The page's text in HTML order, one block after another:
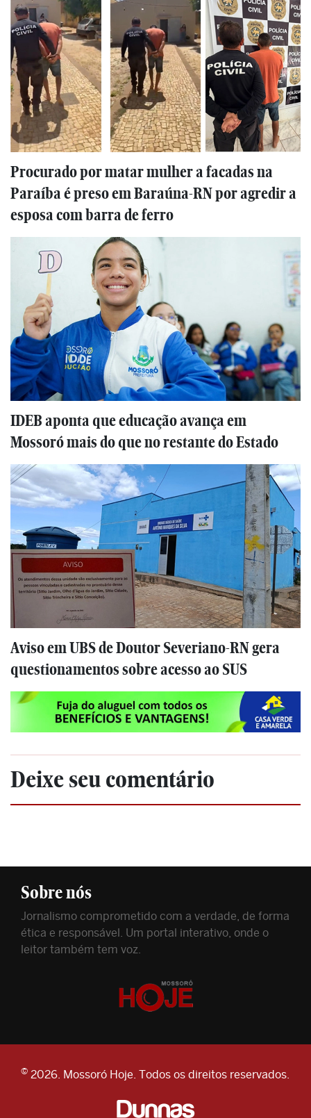
Procurado por matar mulher a facadas na
Paraíba é preso em Baraúna-RN por agredir a
esposa com barra de ferro
IDEB aponta que educação avança em
Mossoró mais do que no restante do Estado
Aviso em UBS de Doutor Severiano-RN gera
questionamentos sobre acesso ao SUS
Deixe seu comentário
Sobre nós
Jornalismo comprometido com a verdade, de forma
ética e responsável. Um portal interativo, onde o
leitor também tem voz.
© 2026. Mossoró Hoje. Todos os direitos reservados.